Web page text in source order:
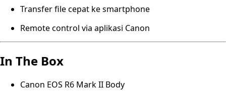
Transfer file cepat ke smartphone
Remote control via aplikasi Canon
In The Box
Canon EOS R6 Mark II Body